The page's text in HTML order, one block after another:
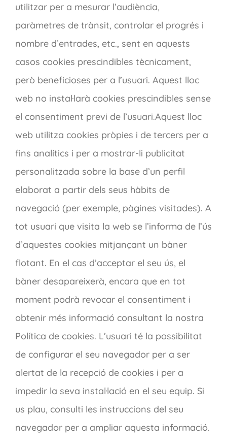
utilitzar per a mesurar l’audiència,
paràmetres de trànsit, controlar el progrés i
nombre d’entrades, etc., sent en aquests
casos cookies prescindibles tècnicament,
però beneficioses per a l’usuari. Aquest lloc
web no instal·larà cookies prescindibles sense
el consentiment previ de l’usuari.Aquest lloc
web utilitza cookies pròpies i de tercers per a
fins analítics i per a mostrar-li publicitat
personalitzada sobre la base d’un perfil
elaborat a partir dels seus hàbits de
navegació (per exemple, pàgines visitades). A
tot usuari que visita la web se l’informa de l’ús
d’aquestes cookies mitjançant un bàner
flotant. En el cas d’acceptar el seu ús, el
bàner desapareixerà, encara que en tot
moment podrà revocar el consentiment i
obtenir més informació consultant la nostra
Política de cookies. L’usuari té la possibilitat
de configurar el seu navegador per a ser
alertat de la recepció de cookies i per a
impedir la seva instal·lació en el seu equip. Si
us plau, consulti les instruccions del seu
navegador per a ampliar aquesta informació.